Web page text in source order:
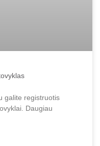
galite registruotis
Daugiau